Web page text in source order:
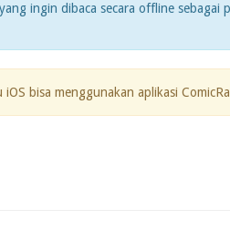
ingin dibaca secara offline sebagai
bisa menggunakan aplikasi